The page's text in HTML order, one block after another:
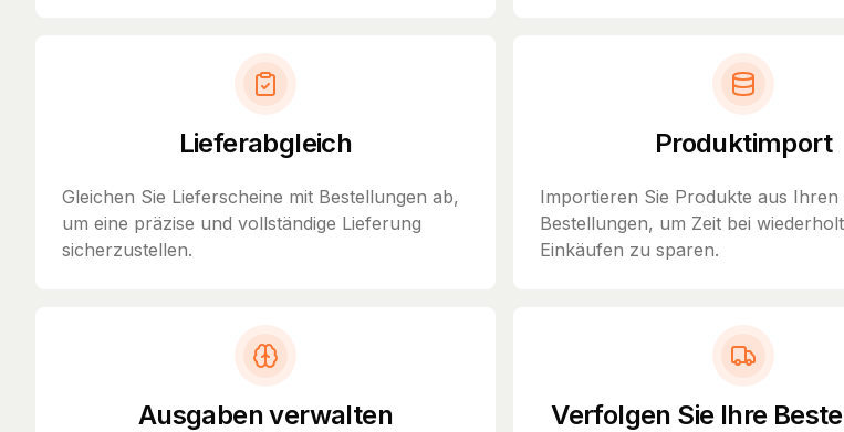
Lieferabgleich
Gleichen Sie Lieferscheine mit Bestellungen ab,
um eine präzise und vollständige Lieferung
sicherzustellen.
Produktimport
Importieren Sie Produkte aus
Bestellungen, um Zeit bei
Einkäufen zu sparen.
Ausgaben verwalten Verfolgen Sie Ihre